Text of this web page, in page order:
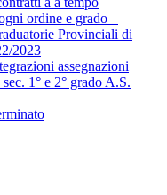
ordine e grado –
Provinciali di
2023
assegnazioni
1° e 2° grado A.S.